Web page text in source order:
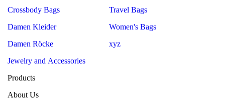
Crossbody Bags
Damen Kleider
Damen Röcke
Jewelry and Accessories
Travel Bags
Women's Bags
xyz
Products
About Us